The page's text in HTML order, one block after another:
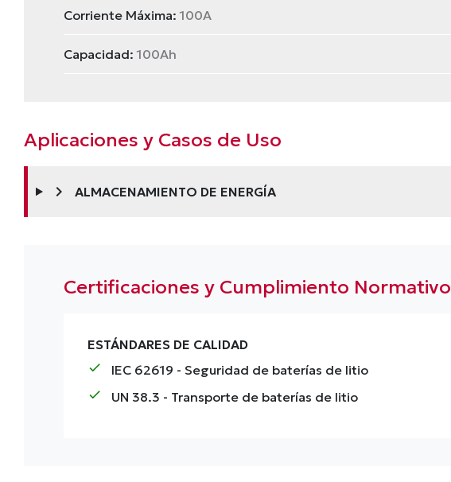
Corriente Máxima: 100A
Capacidad: 100Ah
Aplicaciones y Casos de Uso
chevron_right ALMACENAMIENTO DE ENERGÍA
Certificaciones y Cumplimiento Normativo
ESTÁNDARES DE CALIDAD
check IEC 62619 - Seguridad de baterías de litio
check UN 38.3 - Transporte de baterías de litio